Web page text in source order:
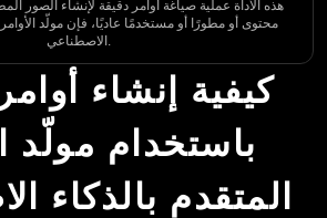
هذه الأداة عملية صياغة أوامر دقيقة لإنشاء الصور
محتوى أو مطورًا أو مستخدمًا عاديًا، فإن مولّد
الاصطناعي.
كيفية إنشاء
باستخدام مولّد
المتقدم بالذكاء